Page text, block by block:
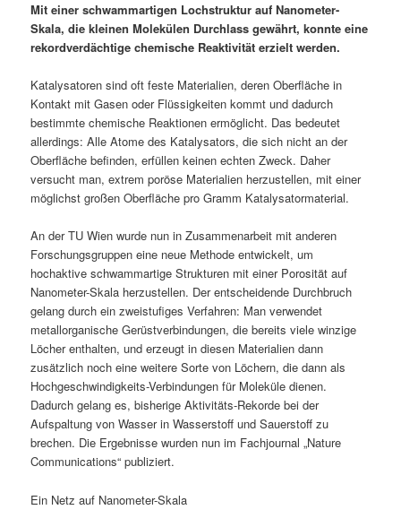
Mit einer schwammartigen Lochstruktur auf Nanometer-
Skala, die kleinen Molekülen Durchlass gewährt, konnte eine
rekordverdächtige chemische Reaktivität erzielt werden.
Katalysatoren sind oft feste Materialien, deren Oberfläche in
Kontakt mit Gasen oder Flüssigkeiten kommt und dadurch
bestimmte chemische Reaktionen ermöglicht. Das bedeutet
allerdings: Alle Atome des Katalysators, die sich nicht an der
Oberfläche befinden, erfüllen keinen echten Zweck. Daher
versucht man, extrem poröse Materialien herzustellen, mit einer
möglichst großen Oberfläche pro Gramm Katalysatormaterial.
An der TU Wien wurde nun in Zusammenarbeit mit anderen
Forschungsgruppen eine neue Methode entwickelt, um
hochaktive schwammartige Strukturen mit einer Porosität auf
Nanometer-Skala herzustellen. Der entscheidende Durchbruch
gelang durch ein zweistufiges Verfahren: Man verwendet
metallorganische Gerüstverbindungen, die bereits viele winzige
Löcher enthalten, und erzeugt in diesen Materialien dann
zusätzlich noch eine weitere Sorte von Löchern, die dann als
Hochgeschwindigkeits-Verbindungen für Moleküle dienen.
Dadurch gelang es, bisherige Aktivitäts-Rekorde bei der
Aufspaltung von Wasser in Wasserstoff und Sauerstoff zu
brechen. Die Ergebnisse wurden nun im Fachjournal „Nature
Communications“ publiziert.
Ein Netz auf Nanometer-Skala